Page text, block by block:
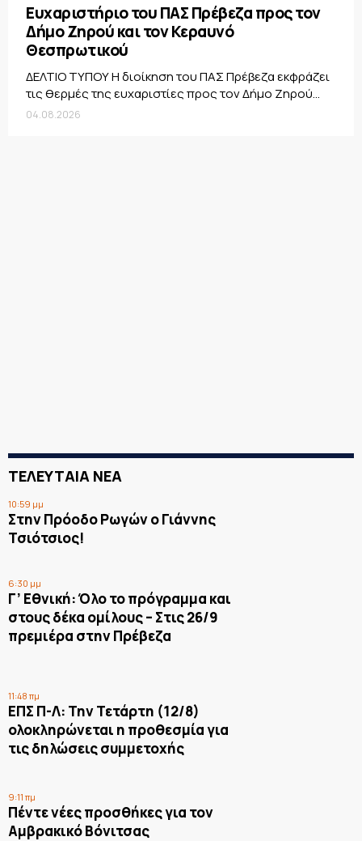
Ευχαριστήριο του ΠΑΣ Πρέβεζα προς τον
Δήμο Ζηρού και τον Κεραυνό
Θεσπρωτικού
ΔΕΛΤΙΟ ΤΥΠΟΥ Η διοίκηση του ΠΑΣ Πρέβεζα εκφράζει
τις θερμές της ευχαριστίες προς τον Δήμο Ζηρού...
04.08.2026
ΤΕΛΕΥΤΑΙΑ ΝΕΑ
10:59 μμ
Στην Πρόοδο Ρωγών ο Γιάννης
Τσιότσιος!
6:30 μμ
Γ’ Εθνική: Όλο το πρόγραμμα και
στους δέκα ομίλους – Στις 26/9
πρεμιέρα στην Πρέβεζα
11:48 πμ
ΕΠΣ Π-Λ: Την Τετάρτη (12/8)
ολοκληρώνεται η προθεσμία για
τις δηλώσεις συμμετοχής
9:11 πμ
Πέντε νέες προσθήκες για τον
Αμβρακικό Βόνιτσας